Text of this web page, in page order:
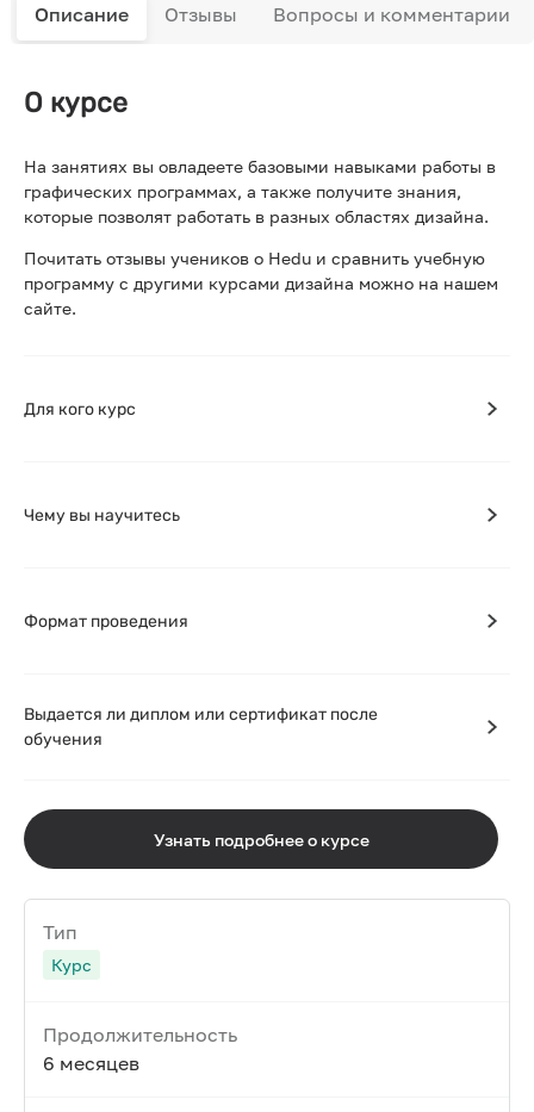
Описание Отзывы Вопросы и комментарии
О курсе
На занятиях вы овладеете базовыми навыками работы в
графических программах, а также получите знания,
которые позволят работать в разных областях дизайна.
Почитать отзывы учеников о Hedu и сравнить учебную
программу с другими курсами дизайна можно на нашем
сайте.
Для кого курс
Чему вы научитесь
Формат проведения
Выдается ли диплом или сертификат после
обучения
Узнать подробнее о курсе
Тип
Курс
Продолжительность
6 месяцев